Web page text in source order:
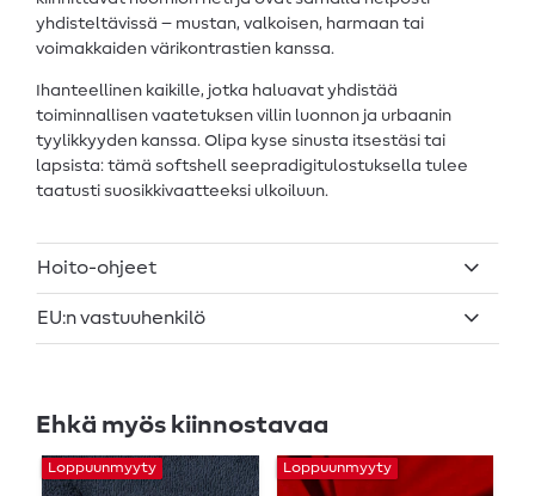
yhdisteltävissä – mustan, valkoisen, harmaan tai
voimakkaiden värikontrastien kanssa.
Ihanteellinen kaikille, jotka haluavat yhdistää
toiminnallisen vaatetuksen villin luonnon ja urbaanin
tyylikkyyden kanssa. Olipa kyse sinusta itsestäsi tai
lapsista: tämä softshell seepradigitulostuksella tulee
taatusti suosikkivaatteeksi ulkoiluun.
Hoito-ohjeet
EU:n vastuuhenkilö
Ehkä myös kiinnostavaa
Loppuunmyyty Loppuunmyyty